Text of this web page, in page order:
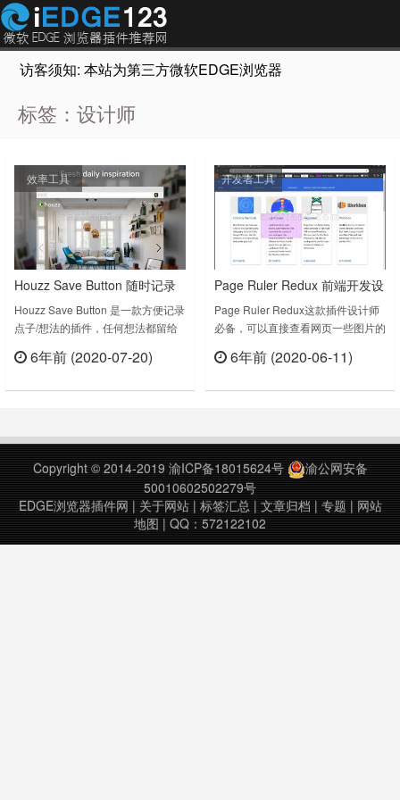
访客须知: 本站为第三方微软EDGE浏览器插件推荐网站，
标签：设计师
效率工具
Houzz Save Button 随时记录
点子/想法的插件（家居设计师
福利）
Houzz Save Button 是一款方便记录
点子/想法的插件，任何想法都留给
每次浏览网页，你都可以从漂亮的家
的厨房，梦幻般的温泉浴室，放松的
观。Houzz S……
6年前 (2020-07-20)
开发者工具
Page Ruler Redux 前端开发设
计师必备工具
Page Ruler Redux这款插件设计师
必备，可以直接查看网页一些图片的
用。A Web Developer\Designer
page. ?……
6年前 (2020-06-11)
Copyright © 2014-2019 渝ICP备18015624号
渝公网安备
50010602502279号
EDGE浏览器插件网 | 关于网站| 标签汇总| 文章归档 | 专题 | 网站
地图 | QQ：572122102